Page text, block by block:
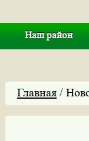
Наш район
Главная /